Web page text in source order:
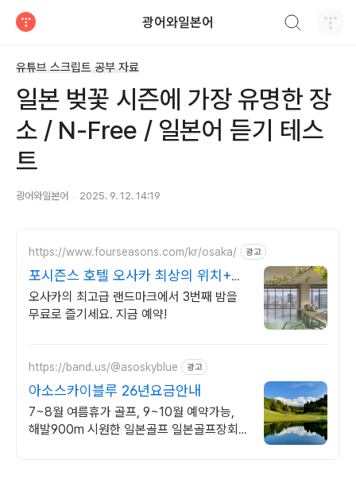
광어와일본어
유튜브 스크립트 공부 자료
일본 벚꽃 시즌에 가장 유명한 장
소 / N-Free / 일본어 듣기 테스
트
광어와일본어 2025. 9. 12. 14:19
https://www.fourseasons.com/kr/osaka/ 광고
포시즌스 호텔 오사카 최상의 위치+고
급스러운 시설
오사카의 최고급 랜드마크에서 3번째 밤을
무료로 즐기세요. 지금 예약!
https://band.us/@asoskyblue 광고
아소스카이블루 26년요금안내
7~8월 여름휴가 골프, 9~10월 예약가능,
해발900m 시원한 일본골프 일본골프장회